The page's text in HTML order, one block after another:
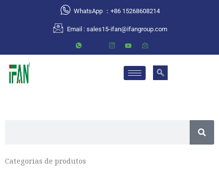
WhatsApp ：+86 15268608214
Email : sales15-ifan@ifangroup.com
r
Categorias de produtos